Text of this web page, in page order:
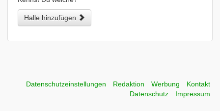
Halle hinzufügen
Datenschutzeinstellungen Redaktion Werbung
Kontakt
Datenschutz
Impressum